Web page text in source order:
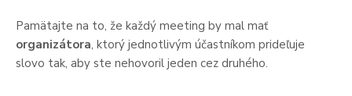
Pamätajte na to, že každý meeting by mal mať
organizátora, ktorý jednotlivým účastníkom prideľuje
slovo tak, aby ste nehovoril jeden cez druhého.